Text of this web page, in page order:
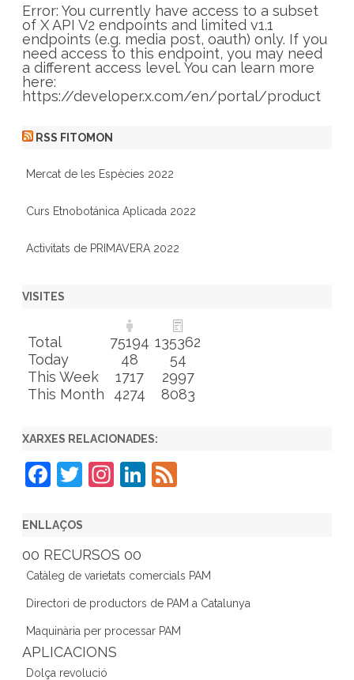
r
i
e
s
Error: You currently have access to a subset
of X API V2 endpoints and limited v1.1
endpoints (e.g. media post, oauth) only. If you
need access to this endpoint, you may need
a different access level. You can learn more
here:
https://developer.x.com/en/portal/product
RSS FITOMON
Mercat de les Espècies 2022
Curs Etnobotánica Aplicada 2022
Activitats de PRIMAVERA 2022
VISITES
Total 75194 135362
Today
48
54
This Week
1717
2997
This Month
4274 8083
XARXES RELACIONADES:
F
c
e
b
o
o
k
T
er
In
gr
a
m
Li
dI
n
ENLLAÇOS
00 RECURSOS 00
Catàleg de varietats comercials PAM
Directori de productors de PAM a Catalunya
Maquinària per processar PAM
APLICACIONS
Dolça revolució